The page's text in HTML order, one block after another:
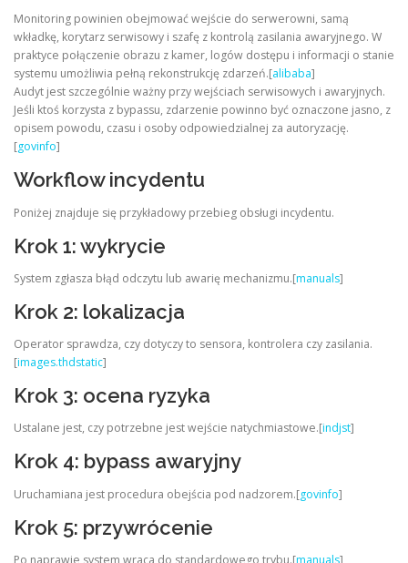
Monitoring powinien obejmować wejście do serwerowni, samą
wkładkę, korytarz serwisowy i szafę z kontrolą zasilania awaryjnego. W
praktyce połączenie obrazu z kamer, logów dostępu i informacji o stanie
systemu umożliwia pełną rekonstrukcję zdarzeń.[alibaba]
Audyt jest szczególnie ważny przy wejściach serwisowych i awaryjnych.
Jeśli ktoś korzysta z bypassu, zdarzenie powinno być oznaczone jasno, z
opisem powodu, czasu i osoby odpowiedzialnej za autoryzację.
[govinfo]
Workflow incydentu
Poniżej znajduje się przykładowy przebieg obsługi incydentu.
Krok 1: wykrycie
System zgłasza błąd odczytu lub awarię mechanizmu.[manuals]
Krok 2: lokalizacja
Operator sprawdza, czy dotyczy to sensora, kontrolera czy zasilania.
[images.thdstatic]
Krok 3: ocena ryzyka
Ustalane jest, czy potrzebne jest wejście natychmiastowe.[indjst]
Krok 4: bypass awaryjny
Uruchamiana jest procedura obejścia pod nadzorem.[govinfo]
Krok 5: przywrócenie
Po naprawie system wraca do standardowego trybu.[manuals]